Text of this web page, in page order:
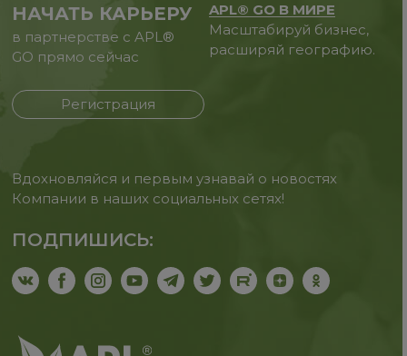
НАЧАТЬ КАРЬЕРУ
в партнерстве с APL®
GO прямо сейчас
Регистрация
APL® GO В МИРЕ
Масштабируй бизнес,
расширяй географию.
Вдохновляйся и первым узнавай о новостях
Компании в наших социальных сетях!
ПОДПИШИСЬ: